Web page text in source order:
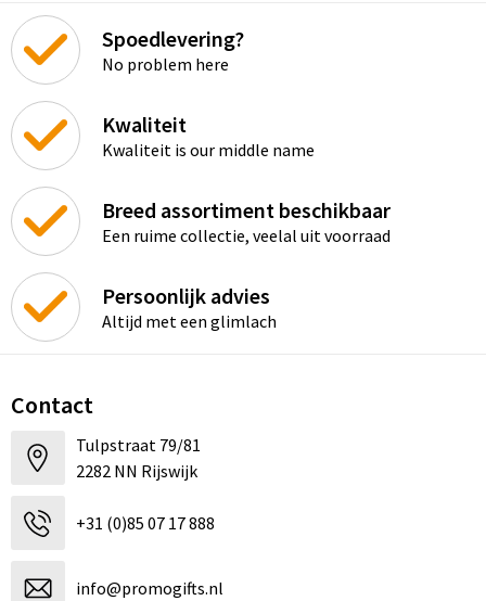
Spoedlevering?
No problem here
Kwaliteit
Kwaliteit is our middle name
Breed assortiment beschikbaar
Een ruime collectie, veelal uit voorraad
Persoonlijk advies
Altijd met een glimlach
Contact
Tulpstraat 79/81
2282 NN Rijswijk
+31 (0)85 07 17 888
info@promogifts.nl